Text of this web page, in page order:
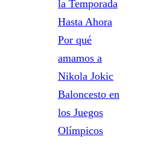
la Temporada
Hasta Ahora
Por qué
amamos a
Nikola Jokic
Baloncesto en
los Juegos
Olímpicos